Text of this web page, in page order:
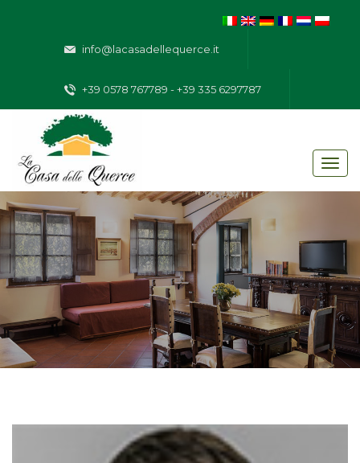
info@lacasadellequerce.it
+39 0578 767789 - +39 335 6297787